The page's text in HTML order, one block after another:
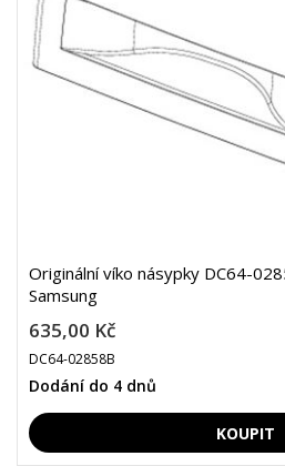
Originální víko násypky DC64-
Samsung
635,00 Kč
DC64-02858B
Dodání do 4 dnů